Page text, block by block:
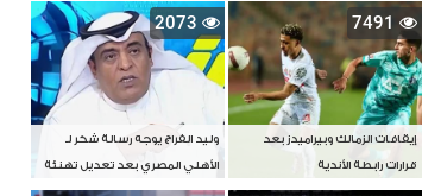
7491
إيقافات الزمالك وبيراميدز بعد
قرارات رابطة الأندية
2073
وليد الفراج يوجه رسالة شكر لـ
الأهلي المصري بعد تعديل تهنئة
بطل آسيا